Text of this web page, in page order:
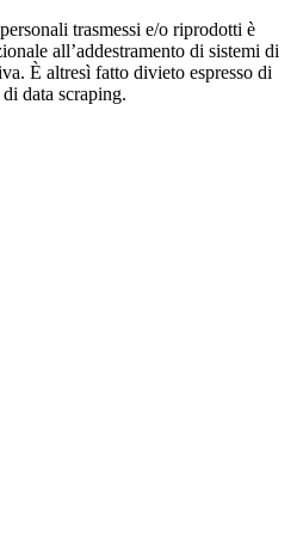
trasmessi e/o riprodotti è
all’addestramento di sistemi di
È altresì fatto divieto espresso di
data scraping.